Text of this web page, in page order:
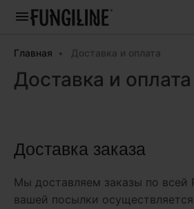
Главная Доставка и оплата
Доставка и оплата
Доставка заказа
Мы доставляем заказы по всей
вашей посылки